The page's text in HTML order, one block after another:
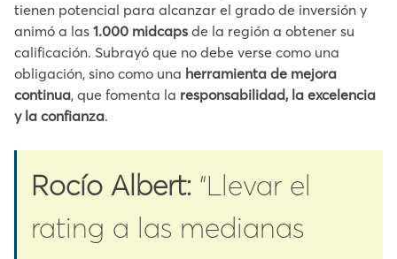
tienen potencial para alcanzar el grado de inversión y
animó a las 1.000 midcaps de la región a obtener su
calificación. Subrayó que no debe verse como una
obligación, sino como una herramienta de mejora
continua, que fomenta la responsabilidad, la excelencia
y la confianza.
Rocío Albert: “Llevar el
rating a las medianas